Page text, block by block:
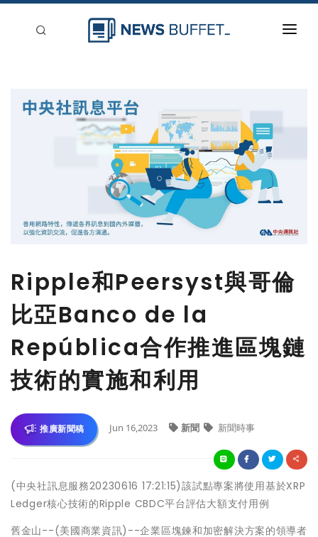
Ripple和Peersyst與哥倫
比亞Banco de la
República合作推進區塊鏈
技術的實施和利用
推廣新聞稿 Jun 16,2023 新聞 新聞時事
(中央社訊息服務20230616 17:21:15)該試點專案將使用基於XRP
Ledger核心技術的Ripple CBDC平台評估大額支付用例
舊金山--(美國商業資訊)--企業區塊鍊和加密解決方案的領導者